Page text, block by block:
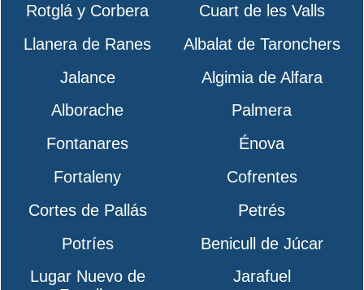
Rotglá y Corbera
Cuart de les Valls
Llanera de Ranes
Albalat de Taronchers
Jalance
Algimia de Alfara
Alborache
Palmera
Fontanares
Énova
Fortaleny
Cofrentes
Cortes de Pallás
Petrés
Potríes
Benicull de Júcar
Lugar Nuevo de
Jarafuel